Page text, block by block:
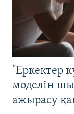
"Еркектер
моделін
ажырасу